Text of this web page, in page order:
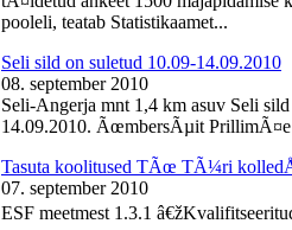
pooleli, teatab Statistikaamet...
Seli sild on suletud 10.09-14.09.2010
08. september 2010
Seli-Angerja mnt 1,4 km asuv Seli
14.09.2010. ÃœmbersÃµit
Tasuta koolitused TÃœ TÃ¼ri
07. september 2010
ESF meetmest 1.3.1